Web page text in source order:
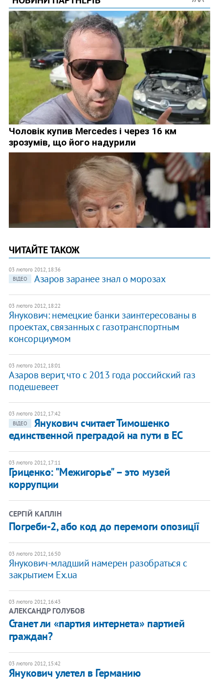
ЧИТАЙТЕ ТАКОЖ
03 лютого 2012, 18:36
ВІДЕО
Азаров заранее знал о морозах
03 лютого 2012, 18:22
Янукович: немецкие банки заинтересованы в
проектах, связанных с газотранспортным
консорциумом
03 лютого 2012, 18:01
​Азаров верит, что с 2013 года российский газ
подешевеет
03 лютого 2012, 17:42
ВІДЕО
Янукович считает Тимошенко
единственной преградой на пути в ЕС
03 лютого 2012, 17:11
​Гриценко: "Межигорье" – это музей
коррупции
СЕРГІЙ КАПЛІН
Погреби-2, або код до перемоги опозиції
03 лютого 2012, 16:50
Янукович-младший намерен разобраться с
закрытием Ex.ua
03 лютого 2012, 16:43
АЛЕКСАНДР ГОЛУБОВ
​Станет ли «партия интернета» партией
граждан?
03 лютого 2012, 15:42
Янукович улетел в Германию